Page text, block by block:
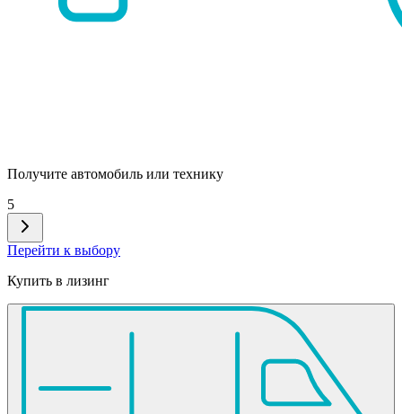
Получите автомобиль или технику
5
Перейти к выбору
Купить в лизинг